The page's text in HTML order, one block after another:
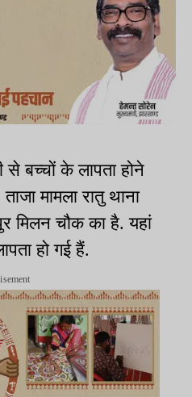
से बच्चों के लापता होने
मामला रातु थाना
मिलन चौक का है. यहां
हो गई हैं.